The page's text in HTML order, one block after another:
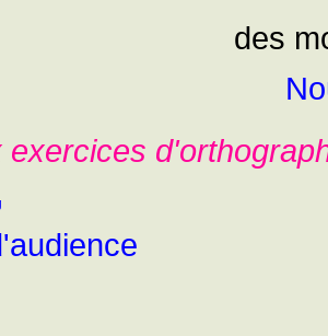
des
exercices